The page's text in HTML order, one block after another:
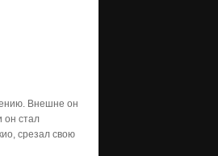
Внешне он
он стал
срезал свою